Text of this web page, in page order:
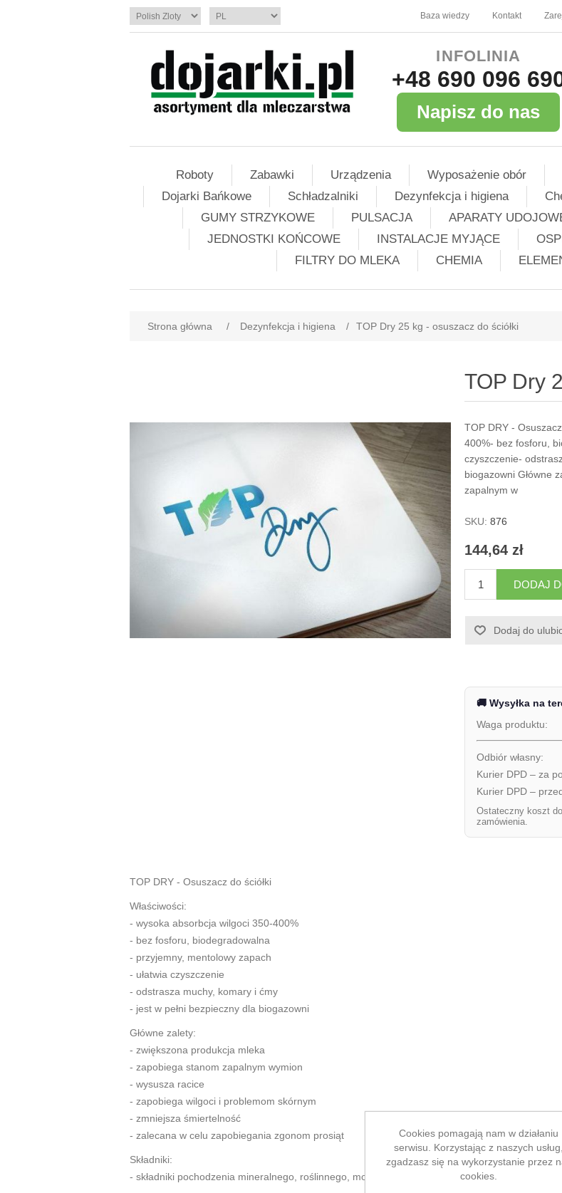
Baza wiedzy Kontakt
INFOLINIA
+48 690 096
Napisz do nas
Roboty Zabawki Urządzenia Wyposażenie obór
Dojarki Bańkowe
Schładzalniki Dezynfekcja i higiena
GUMY STRZYKOWE
PULSACJA APARATY
JEDNOSTKI KOŃCOWE
INSTALACJE MYJĄCE
FILTRY DO MLEKA
CHEMIA
Strona główna / Dezynfekcja i higiena / TOP Dry 25 kg - osuszacz do ściółki
TOP Dry
TOP DRY -
400%- bez fosforu,
czyszczenie-
biogazowni Główne
zapalnym w
SKU: 876
144,64 zł
DODAJ
Dodaj do
🚚 Wysyłka na
Waga produktu:
Odbiór własny:
Kurier DPD – za
Kurier DPD –
Ostateczny koszt
zamówienia.
TOP DRY - Osuszacz do ściółki
Właściwości:
- wysoka absorbcja wilgoci 350-400%
- bez fosforu, biodegradowalna
- przyjemny, mentolowy zapach
- ułatwia czyszczenie
- odstrasza muchy, komary i ćmy
- jest w pełni bezpieczny dla biogazowni
Główne zalety:
- zwiększona produkcja mleka
- zapobiega stanom zapalnym wymion
- wysusza racice
- zapobiega wilgoci i problemom skórnym
- zmniejsza śmiertelność
- zalecana w celu zapobiegania zgonom prosiąt
Składniki:
- składniki pochodzenia mineralnego, roślinnego, morskiego, mentol
Cookies pomagają nam w działaniu
serwisu. Korzystając z naszych usług,
zgadzasz się na wykorzystanie przez
cookies.